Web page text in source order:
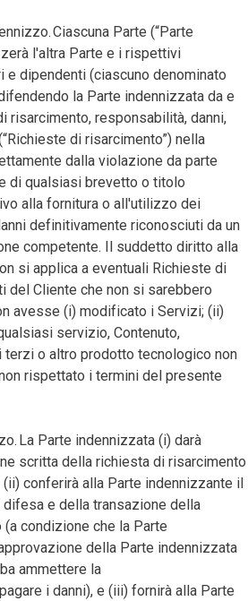
Ciascuna Parte (“Parte
l'altra Parte e i rispettivi
e dipendenti (ciascuno denominato
la Parte indennizzata da e
risarcimento, responsabilità, danni,
di risarcimento”) nella
dalla violazione da parte
di qualsiasi brevetto o titolo
alla fornitura o all'utilizzo dei
definitivamente riconosciuti da un
competente. Il suddetto diritto alla
si applica a eventuali Richieste di
del Cliente che non si sarebbero
avesse (i) modificato i Servizi; (ii)
servizio, Contenuto,
o altro prodotto tecnologico non
rispettato i termini del presente
La Parte indennizzata (i) darà
scritta della richiesta di risarcimento
conferirà alla Parte indennizzante il
e della transazione della
condizione che la Parte
della Parte indennizzata
ammettere la
i danni), e (iii) fornirà alla Parte